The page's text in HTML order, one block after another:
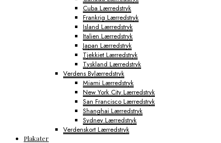
Cuba Lærredstryk
Frankrig Lærredstryk
Island Lærredstryk
Italien Lærredstryk
Japan Lærredstryk
Tjekkiet Lærredstryk
Tyskland Lærredstryk
Verdens Bylærredstryk
Miami Lærredstryk
New York City Lærredstryk
San Francisco Lærredstryk
Shanghai Lærredstryk
Sydney Lærredstryk
Verdenskort Lærredstryk
Plakater